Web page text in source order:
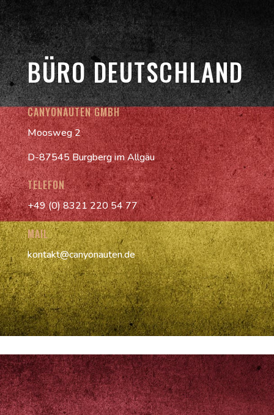
BÜRO DEUTSCHLAND
CANYONAUTEN GMBH
Moosweg 2
D-87545 Burgberg im Allgäu
TELEFON
+49 (0) 8321 220 54 77
MAIL
kontakt@canyonauten.de